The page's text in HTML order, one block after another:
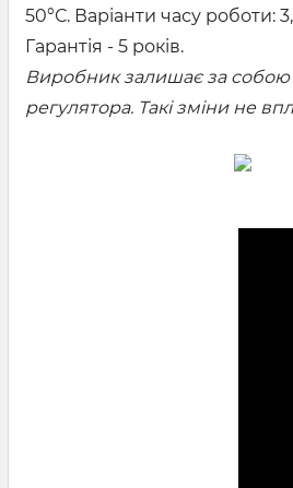
50°С. Варіанти часу роботи:
Гарантія - 5 років.
Виробник залишає за собою
регулятора. Такі зміни не